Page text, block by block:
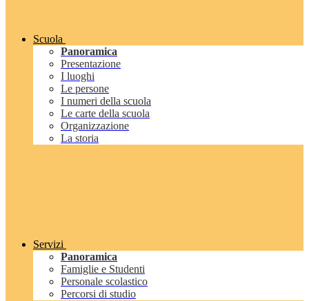
Scuola
Panoramica
Presentazione
I luoghi
Le persone
I numeri della scuola
Le carte della scuola
Organizzazione
La storia
Servizi
Panoramica
Famiglie e Studenti
Personale scolastico
Percorsi di studio